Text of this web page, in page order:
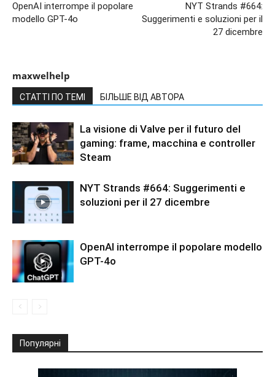
OpenAI interrompe il popolare
modello GPT-4o
NYT Strands #664:
Suggerimenti e soluzioni per il
27 dicembre
maxwelhelp
СТАТТІ ПО ТЕМІ БІЛЬШЕ ВІД АВТОРА
La visione di Valve per il futuro del
gaming: frame, macchina e controller
Steam
NYT Strands #664: Suggerimenti e
soluzioni per il 27 dicembre
OpenAI interrompe il popolare modello
GPT-4o
Популярні